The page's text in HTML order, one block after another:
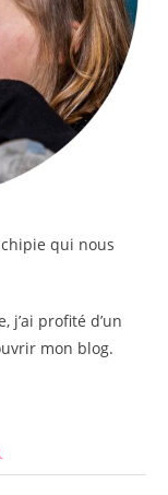
qui nous
j’ai profité d’un
mon blog.